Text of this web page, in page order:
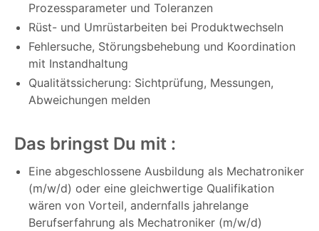
Prozessparameter und Toleranzen
Rüst- und Umrüstarbeiten bei Produktwechseln
Fehlersuche, Störungsbehebung und Koordination
mit Instandhaltung
Qualitätssicherung: Sichtprüfung, Messungen,
Abweichungen melden
Das bringst Du mit :
Eine abgeschlossene Ausbildung als Mechatroniker
(m/w/d) oder eine gleichwertige Qualifikation
wären von Vorteil, andernfalls jahrelange
Berufserfahrung als Mechatroniker (m/w/d)